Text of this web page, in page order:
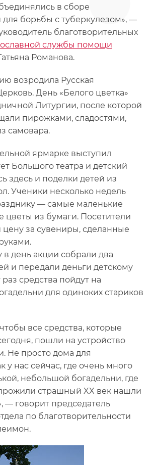
в сборе
борьбы с туберкулезом», —
благотворительных
службы помощи
Романова.
возродила Русская
День «Белого цветка»
Литургии, после которой
пирожками, сладостями,
самовара.
ярмарке выступил
Большого театра и детский
здесь и поделки детей из
Ученики несколько недель
— самые маленькие
цветы из бумаги. Посетители
цену за сувениры, сделанные
день акции собрали два
и передали деньги детскому
раз средства пойдут на
для одиноких стариков
все средства, которые
пошли на устройство
Не просто дома для
у нас сейчас, где очень много
небольшой богадельни, где
страшный XX век нашли
— говорит председатель
по благотворительности